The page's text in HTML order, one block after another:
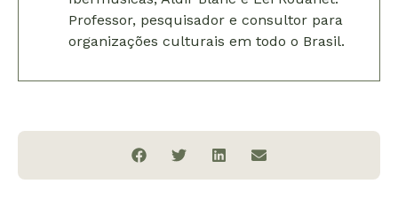
Professor, pesquisador e consultor para
organizações culturais em todo o Brasil.